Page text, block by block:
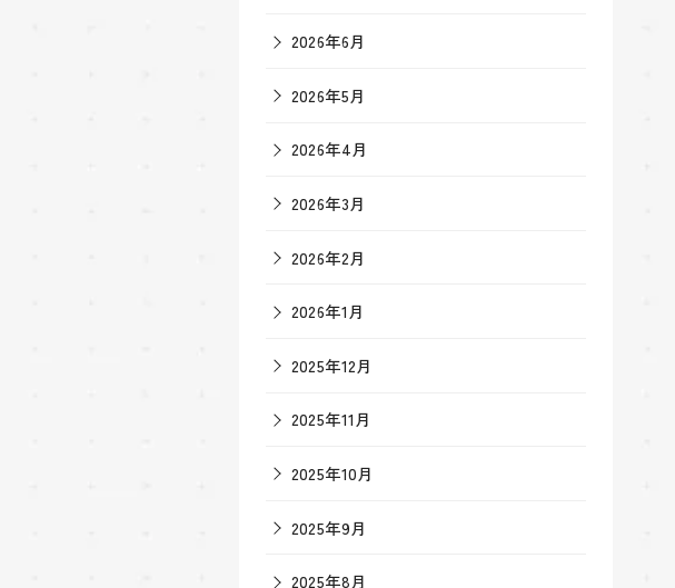
2026年6月
2026年5月
2026年4月
2026年3月
2026年2月
2026年1月
2025年12月
2025年11月
2025年10月
2025年9月
2025年8月